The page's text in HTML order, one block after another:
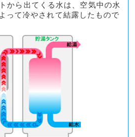
から出てくる水は、空気中の水
って冷やされて結露したもので